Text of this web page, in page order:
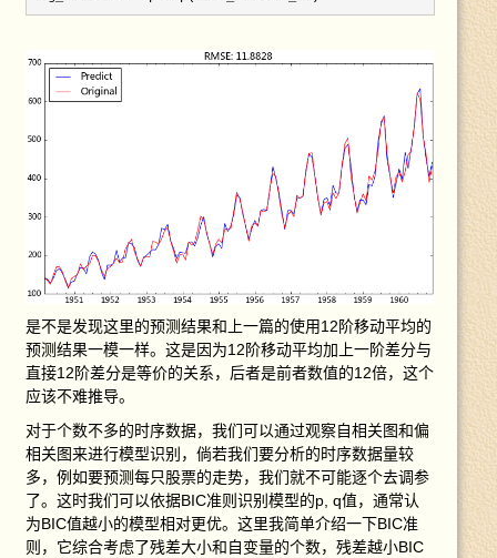
是不是发现这里的预测结果和上一篇的使用12阶移动平均的
预测结果一模一样。这是因为12阶移动平均加上一阶差分与
直接12阶差分是等价的关系，后者是前者数值的12倍，这个
应该不难推导。
对于个数不多的时序数据，我们可以通过观察自相关图和偏
相关图来进行模型识别，倘若我们要分析的时序数据量较
多，例如要预测每只股票的走势，我们就不可能逐个去调参
了。这时我们可以依据BIC准则识别模型的p, q值，通常认
为BIC值越小的模型相对更优。这里我简单介绍一下BIC准
则，它综合考虑了残差大小和自变量的个数，残差越小BIC